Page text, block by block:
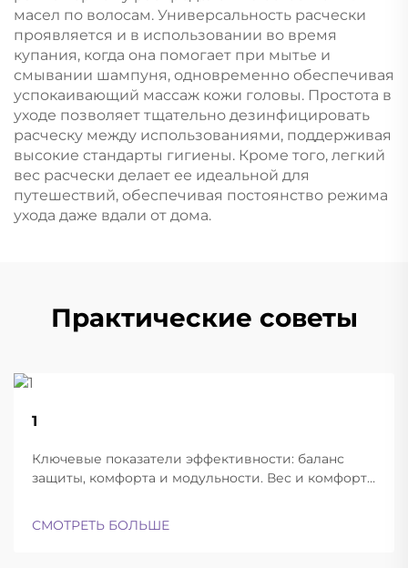
масел по волосам. Универсальность расчески
проявляется и в использовании во время
купания, когда она помогает при мытье и
смывании шампуня, одновременно обеспечивая
успокаивающий массаж кожи головы. Простота в
уходе позволяет тщательно дезинфицировать
расческу между использованиями, поддерживая
высокие стандарты гигиены. Кроме того, легкий
вес расчески делает ее идеальной для
путешествий, обеспечивая постоянство режима
ухода даже вдали от дома.
Практические советы
1
Ключевые показатели эффективности: баланс
защиты, комфорта и модульности. Вес и комфорт
шлемы успешно находят баланс между
СМОТРЕТЬ БОЛЬШЕ